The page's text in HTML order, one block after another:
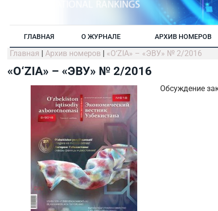
ГЛАВНАЯ О ЖУРНАЛЕ АРХИВ НОМЕРОВ
Главная | Архив номеров | «O‘ZIA» – «ЭВУ» № 2/2016
«O‘ZIA» – «ЭВУ» № 2/2016
Обсуждение